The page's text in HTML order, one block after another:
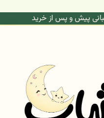
پیش و پس از خرید